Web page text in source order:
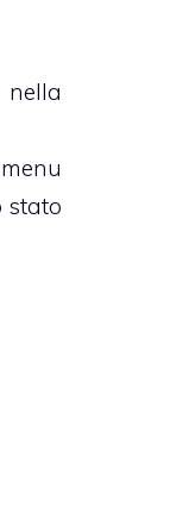
nella
stato